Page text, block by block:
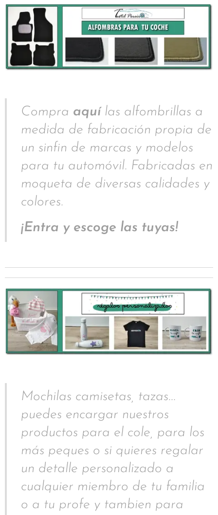
Compra aquí las alfombrillas a
medida de fabricación propia de
un sinfin de marcas y modelos
para tu automóvil. Fabricadas en
moqueta de diversas calidades y
colores.
¡Entra y escoge las tuyas!
Mochilas camisetas, tazas...
puedes encargar nuestros
productos para el cole, para los
más peques o si quieres regalar
un detalle personalizado a
cualquier miembro de tu familia
o a tu profe y tambien para